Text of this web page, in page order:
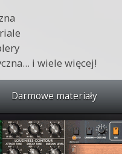
i wiele więcej!
warsztaty
Darmowe materiały